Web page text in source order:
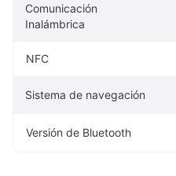
Comunicación
Inalámbrica
NFC
Sistema de navegación
Versión de Bluetooth